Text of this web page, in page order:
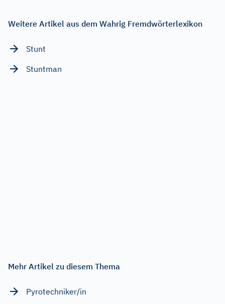
Weitere Artikel aus dem Wahrig Fremdwörterlexikon
Stunt
Stuntman
Mehr Artikel zu diesem Thema
Pyrotechniker/in